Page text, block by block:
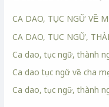
CA DAO, TỤC NGỮ VỀ
CA DAO, TỤC NGỮ,
Ca dao, tục ngữ, thành
Ca dao tục ngữ về cha
Ca dao, tục ngữ, thành